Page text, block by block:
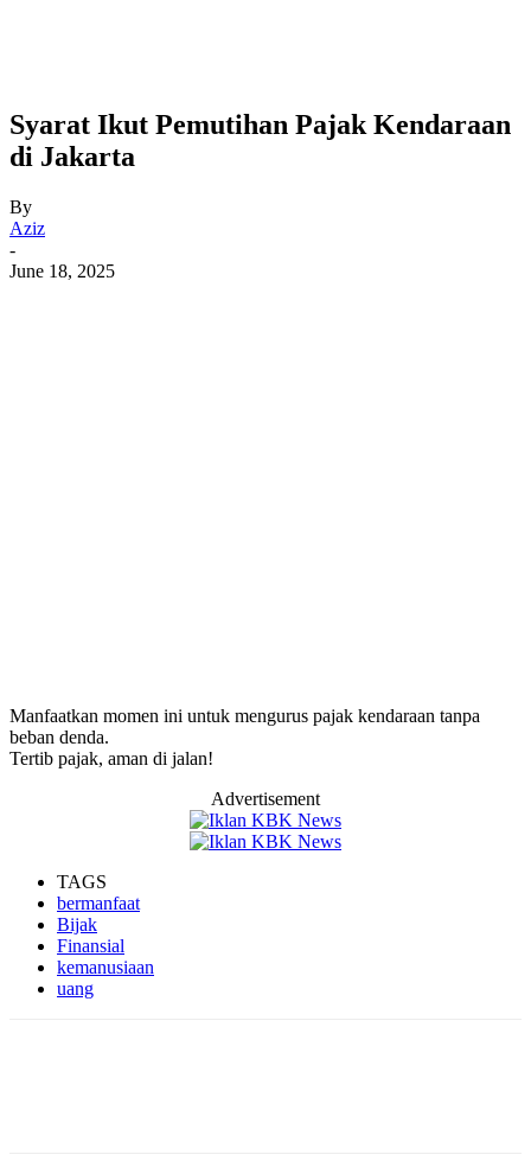
Syarat Ikut Pemutihan Pajak Kendaraan
di Jakarta
By
Aziz
-
June 18, 2025
Manfaatkan momen ini untuk mengurus pajak kendaraan tanpa
beban denda.
Tertib pajak, aman di jalan!
Advertisement
TAGS
bermanfaat
Bijak
Finansial
kemanusiaan
uang